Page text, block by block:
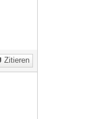
Zitieren